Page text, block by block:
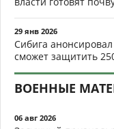
29 янв 2026
Сибига
сможет защитить
ВОЕННЫЕ
06 авг 2026